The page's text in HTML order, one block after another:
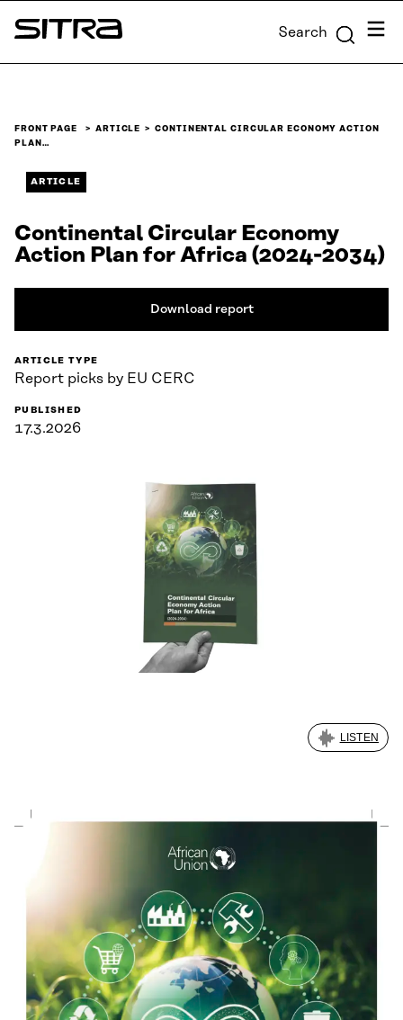
Skip to
content
Sitra Search Menu
FRONT PAGE ARTICLE
CONTINENTAL CIRCULAR ECONOMY ACTION
PLAN…
ARTICLE
Continental Circular Economy
Action Plan for Africa (2024-2034)
Download report
ARTICLE TYPE
Report picks by EU CERC
PUBLISHED
17.3.2026
LISTEN